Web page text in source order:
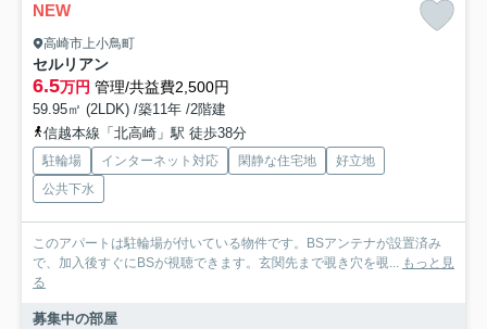
NEW
高崎市上小鳥町
セルリアン
6.5万円 管理/共益費2,500円
59.95㎡ (2LDK) /築11年 /2階建
信越本線「北高崎」駅 徒歩38分
駐輪場 インターネット対応 閑静な住宅地
好立地
公共下水
このアパートは駐輪場が付いている物件です。BSアンテナが設置済み
で、加入後すぐにBSが視聴できます。玄関先まで覗き穴を覗... もっと見
る
募集中の部屋